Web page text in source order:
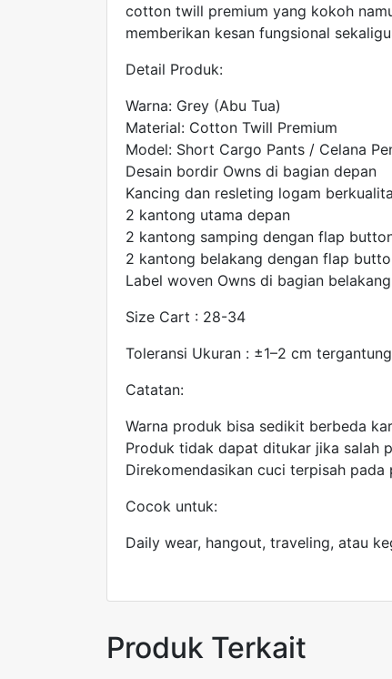
cotton twill premium yang kokoh
memberikan kesan fungsional
Detail Produk:
Warna: Grey (Abu Tua)
Material: Cotton Twill Premium
Model: Short Cargo Pants / Celana
Desain bordir Owns di bagian depan
Kancing dan resleting logam
2 kantong utama depan
2 kantong samping dengan flap
2 kantong belakang dengan flap
Label woven Owns di bagian belakang
Size Cart : 28-34
Toleransi Ukuran : ±1–2 cm
Catatan:
Warna produk bisa sedikit berbeda
Produk tidak dapat ditukar jika salah
Direkomendasikan cuci terpisah pada
Cocok untuk:
Daily wear, hangout, traveling, atau
Produk Terkait